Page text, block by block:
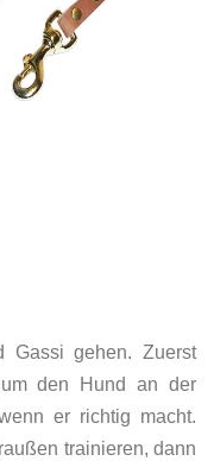
Gassi gehen. Zuerst
den Hund an der
er richtig macht.
trainieren, dann